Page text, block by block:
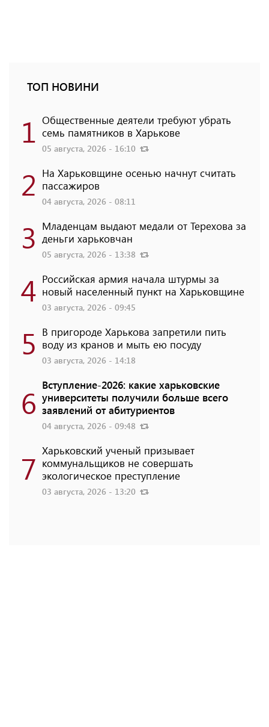
ТОП НОВИНИ
1 Общественные деятели требуют убрать
семь памятников в Харькове
05 августа, 2026 - 16:10
2 На Харьковщине осенью начнут считать
пассажиров
04 августа, 2026 - 08:11
3 Младенцам выдают медали от Терехова за
деньги харьковчан
05 августа, 2026 - 13:38
4 Российская армия начала штурмы за
новый населенный пункт на Харьковщине
03 августа, 2026 - 09:45
5 В пригороде Харькова запретили пить
воду из кранов и мыть ею посуду
03 августа, 2026 - 14:18
6 Вступление-2026: какие харьковские
университеты получили больше всего
заявлений от абитуриентов
04 августа, 2026 - 09:48
7 Харьковский ученый призывает
коммунальщиков не совершать
экологическое преступление
03 августа, 2026 - 13:20